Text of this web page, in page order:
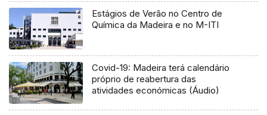
Estágios de Verão no Centro de
Química da Madeira e no M-ITI
Covid-19: Madeira terá calendário
próprio de reabertura das
atividades económicas (Áudio)